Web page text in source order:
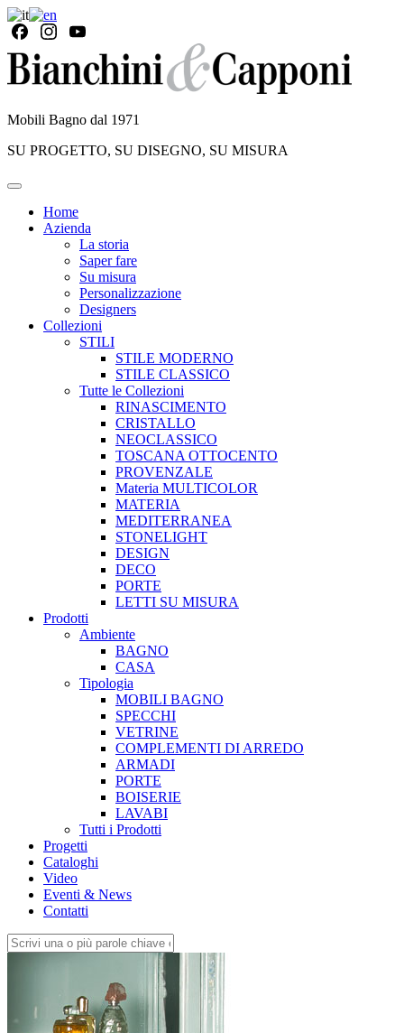
Mobili Bagno dal 1971
SU PROGETTO, SU DISEGNO, SU MISURA
Home
Azienda
La storia
Saper fare
Su misura
Personalizzazione
Designers
Collezioni
STILI
STILE MODERNO
STILE CLASSICO
Tutte le Collezioni
RINASCIMENTO
CRISTALLO
NEOCLASSICO
TOSCANA OTTOCENTO
PROVENZALE
Materia MULTICOLOR
MATERIA
MEDITERRANEA
STONELIGHT
DESIGN
DECO
PORTE
LETTI SU MISURA
Prodotti
Ambiente
BAGNO
CASA
Tipologia
MOBILI BAGNO
SPECCHI
VETRINE
COMPLEMENTI DI ARREDO
ARMADI
PORTE
BOISERIE
LAVABI
Tutti i Prodotti
Progetti
Cataloghi
Video
Eventi & News
Contatti